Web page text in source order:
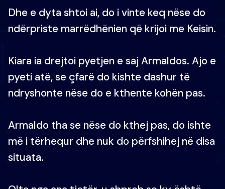
Dhe e dyta shtoi ai, do i vinte keq nëse do
ndërpriste marrëdhënien që krijoi me Keisin.
Kiara ia drejtoi pyetjen e saj Armaldos. Ajo e
pyeti atë, se çfarë do kishte dashur të
ndryshonte nëse do e kthente kohën pas.
Armaldo tha se nëse do kthej pas, do ishte
më i tërhequr dhe nuk do përfshihej në disa
situata.